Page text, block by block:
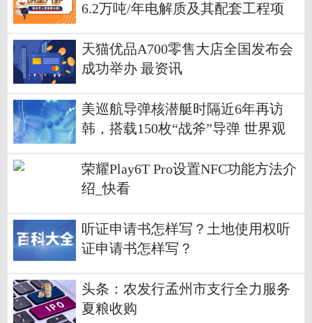
6.2万吨/年电解质及其配套工程项
天猫优品A700零售大店全国发布会
成功举办 最资讯
美巡航导弹核潜艇时隔近6年再访
韩，搭载150枚“战斧”导弹 世界观
荣耀Play6T Pro设置NFC功能方法介
绍_快看
听证申请书怎样写？土地使用权听
证申请书怎样写？
头条：农发行孟州市支行全力服务
夏粮收购